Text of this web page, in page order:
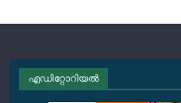
എഡിറ്റോറിയല്‍